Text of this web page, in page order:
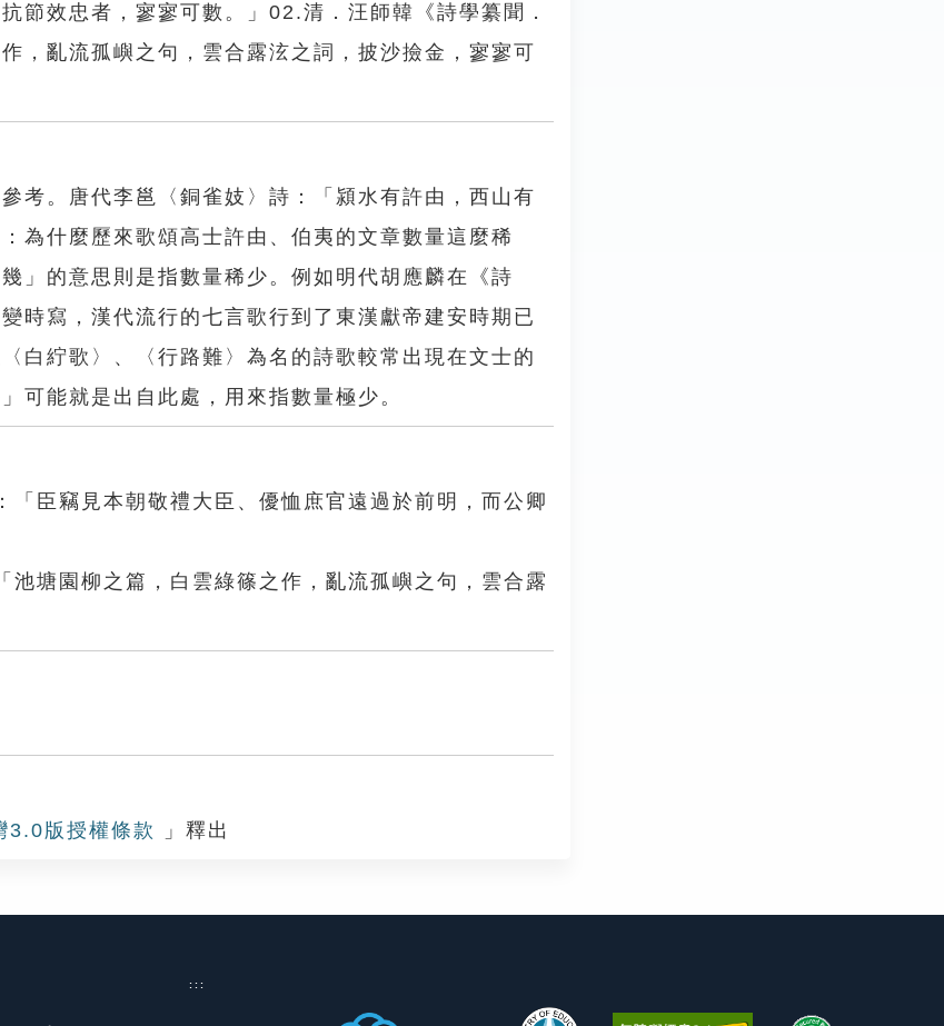
節效忠者，寥寥可數。」02.清．汪師韓《詩學纂聞．
，亂流孤嶼之句，雲合露泫之詞，披沙撿金，寥寥可
考。唐代李邕〈銅雀妓〉詩：「潁水有許由，西山有
為什麼歷來歌頌高士許由、伯夷的文章數量這麼稀
」的意思則是指數量稀少。例如明代胡應麟在《詩
時寫，漢代流行的七言歌行到了東漢獻帝建安時期已
白紵歌〉、〈行路難〉為名的詩歌較常出現在文士的
可能就是出自此處，用來指數量極少。
臣竊見本朝敬禮大臣、優恤庶官遠過於前明，而公卿
塘園柳之篇，白雲綠篠之作，亂流孤嶼之句，雲合露
3.0版授權條款 」釋出
:::